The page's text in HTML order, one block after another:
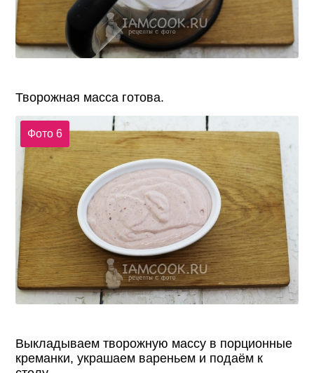
Творожная масса готова.
Фото 6
Выкладываем творожную массу в порционные
креманки, украшаем вареньем и подаём к